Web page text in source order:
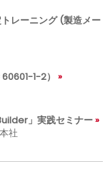
レーニング (製造メー
1-2）
」実践セミナー
社